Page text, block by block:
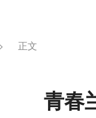
> 正文
青春